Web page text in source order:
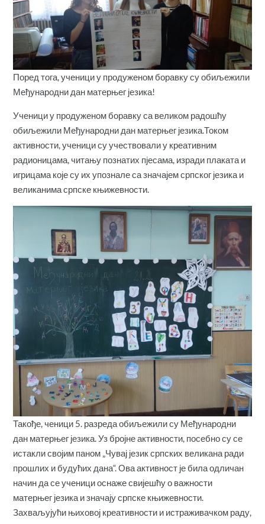
Поред тога, ученици у продуженом боравку су обиљежили
Међународни дан матерњег језика!
Ученици у продуженом боравку са великом радошћу
обиљежили Међународни дан матерњег језика.Током
активности, ученици су учествовали у креативним
радионицама, читању познатих пјесама, изради плаката и
игрицама које су их упознале са значајем српског језика и
великанима српске књижевности.
Такође, ченици 5. разреда обиљежили су Међународни
дан матерњег језика. Уз бројне активности, посебно су се
истакли својим паном „Чувај језик српских великана ради
прошлих и будућих дана“. Ова активност је била одличан
начин да се ученици оснаже свијешћу о важности
матерњег језика и значају српске књижевности.
Захваљујући њиховој креативности и истраживачком раду,